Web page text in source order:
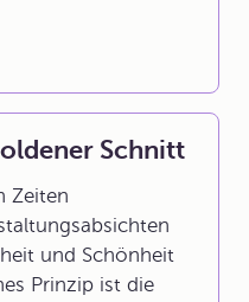
Schnitt
Zeiten
und Schönheit
Prinzip ist die